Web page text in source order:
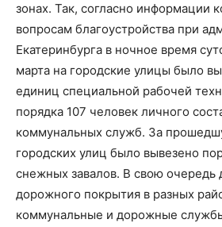
зонах. Так, согласно информации
вопросам благоустройства при
Екатеринбурга в ночное время
марта на городские улицы было
единиц специальной рабочей
порядка 107 человек личного
коммунальных служб. За
городских улиц было вывезено
снежных завалов. В свою очередь
дорожного покрытия в разных
коммунальные и дорожные